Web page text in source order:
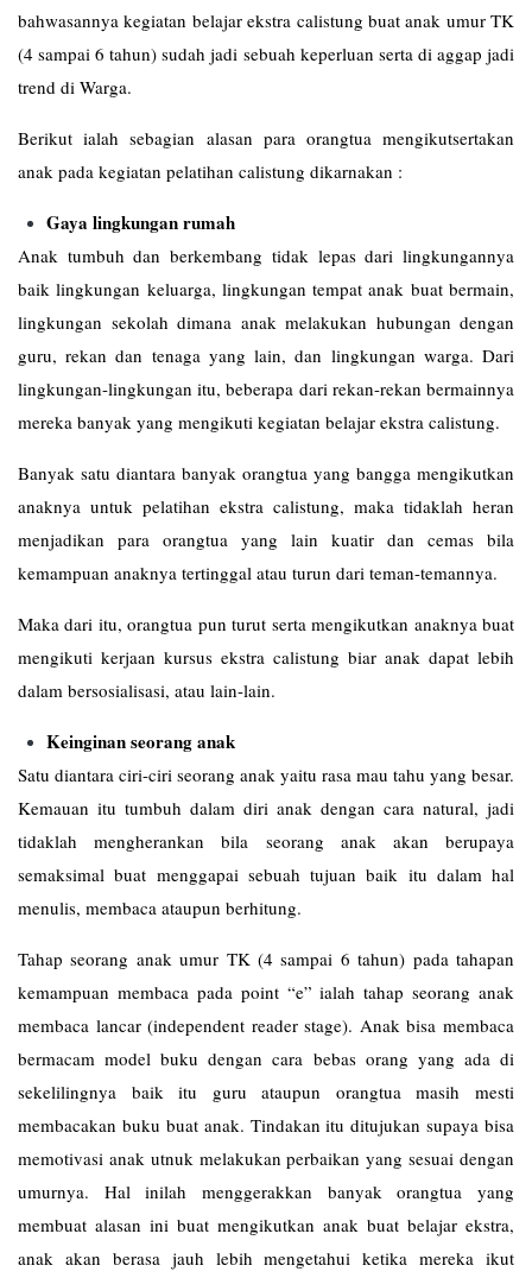
bahwasannya kegiatan belajar ekstra calistung buat anak umur TK
(4 sampai 6 tahun) sudah jadi sebuah keperluan serta di aggap jadi
trend di Warga.
Berikut ialah sebagian alasan para orangtua mengikutsertakan
anak pada kegiatan pelatihan calistung dikarnakan :
Gaya lingkungan rumah
Anak tumbuh dan berkembang tidak lepas dari lingkungannya
baik lingkungan keluarga, lingkungan tempat anak buat bermain,
lingkungan sekolah dimana anak melakukan hubungan dengan
guru, rekan dan tenaga yang lain, dan lingkungan warga. Dari
lingkungan-lingkungan itu, beberapa dari rekan-rekan bermainnya
mereka banyak yang mengikuti kegiatan belajar ekstra calistung.
Banyak satu diantara banyak orangtua yang bangga mengikutkan
anaknya untuk pelatihan ekstra calistung, maka tidaklah heran
menjadikan para orangtua yang lain kuatir dan cemas bila
kemampuan anaknya tertinggal atau turun dari teman-temannya.
Maka dari itu, orangtua pun turut serta mengikutkan anaknya buat
mengikuti kerjaan kursus ekstra calistung biar anak dapat lebih
dalam bersosialisasi, atau lain-lain.
Keinginan seorang anak
Satu diantara ciri-ciri seorang anak yaitu rasa mau tahu yang besar.
Kemauan itu tumbuh dalam diri anak dengan cara natural, jadi
tidaklah mengherankan bila seorang anak akan berupaya
semaksimal buat menggapai sebuah tujuan baik itu dalam hal
menulis, membaca ataupun berhitung.
Tahap seorang anak umur TK (4 sampai 6 tahun) pada tahapan
kemampuan membaca pada point “e” ialah tahap seorang anak
membaca lancar (independent reader stage). Anak bisa membaca
bermacam model buku dengan cara bebas orang yang ada di
sekelilingnya baik itu guru ataupun orangtua masih mesti
membacakan buku buat anak. Tindakan itu ditujukan supaya bisa
memotivasi anak utnuk melakukan perbaikan yang sesuai dengan
umurnya. Hal inilah menggerakkan banyak orangtua yang
membuat alasan ini buat mengikutkan anak buat belajar ekstra,
anak akan berasa jauh lebih mengetahui ketika mereka ikut